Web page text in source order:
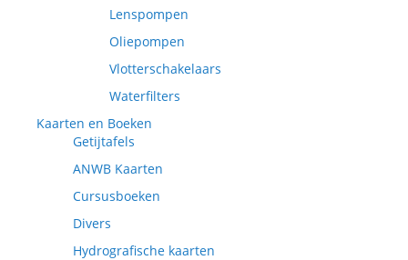
Lenspompen
Oliepompen
Vlotterschakelaars
Waterfilters
Kaarten en Boeken
Getijtafels
ANWB Kaarten
Cursusboeken
Divers
Hydrografische kaarten